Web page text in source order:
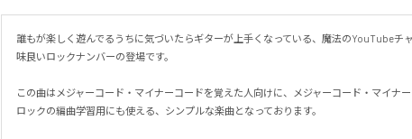
誰もが楽しく遊んでるうちに気づいたらギターが上手くなっている、魔法のYouTubeチ
味良いロックナンバーの登場です。
この曲はメジャーコード・マイナーコードを覚えた人向けに、メジャーコード・マイナー
ロックの編曲学習用にも使える、シンプルな楽曲となっております。